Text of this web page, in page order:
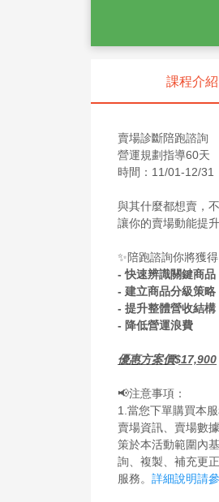
課程介紹
賣場診斷陪跑諮詢
營運規劃指導60天
時間：11/01-12/31
與其什麼都想賣，
讓你的賣場動能提
✨陪跑諮詢你將獲得
- 快速辨識關鍵商品
- 建立商品分級策略
- 提升整體營收結構
- 降低營運浪費
優惠方案價$17,900
📢注意事項：
1.當您下單購買本
賣場資訊、賣場數
策於本活動範圍內
詢、複製、補充更
服務。 詳細說明請